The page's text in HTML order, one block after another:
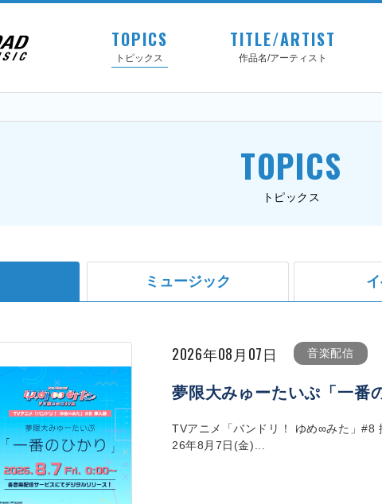
TOPICS
トピックス
TITLE/ARTIST
作品名/アーティスト
TOPICS
トピックス
ミュージック
2026年08月07日 音楽配信
夢限大みゅーたいぷ「一番
TVアニメ「バンドリ！ ゆめ∞みた」#8
26年8月7日(金)...